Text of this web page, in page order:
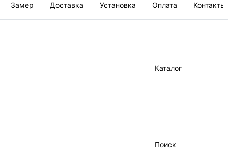
Замер Доставка Установка Оплата Контакты
Каталог
Поиск